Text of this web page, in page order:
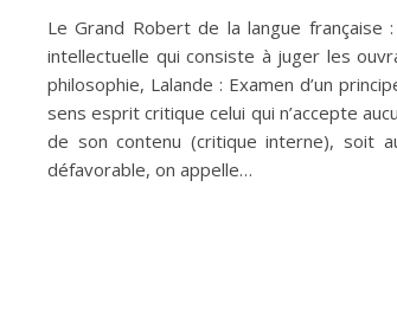
Le Grand Robert de la langue française
intellectuelle qui consiste à juger les
philosophie, Lalande : Examen d’un
sens esprit critique celui qui n’accepte
de son contenu (critique interne), soit
défavorable, on appelle…